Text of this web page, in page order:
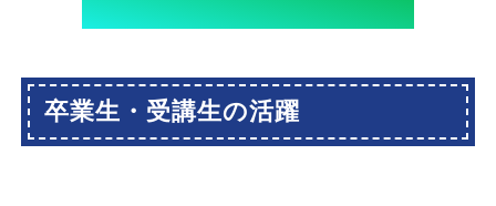
卒業生・受講生の活躍